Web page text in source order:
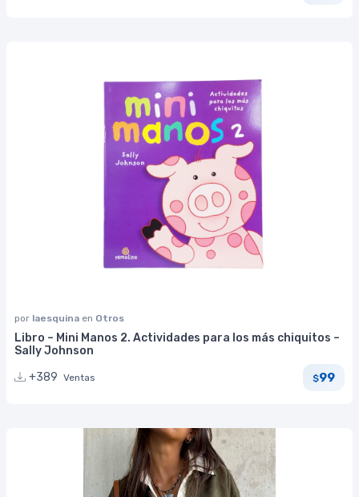
por laesquina en Otros
Libro – Mini Manos 2. Actividades para los más chiquitos –
Sally Johnson
+389 Ventas $99